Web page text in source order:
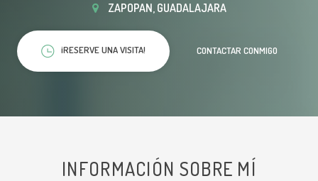
ZAPOPAN, GUADALAJARA
¡RESERVE UNA VISITA! CONTACTAR CONMIGO
INFORMACIÓN SOBRE MÍ